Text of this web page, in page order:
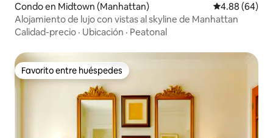
Condo en Midtown (Manhattan) Calificación
4.88 (64)
Alojamiento de lujo con vistas al skyline de Manhattan
Calidad-precio · Ubicación · Peatonal
Favorito entre huéspedes
Favorito entre huéspedes